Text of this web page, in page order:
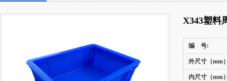
X343塑料
编 号:
外尺寸（mm
内尺寸（mm